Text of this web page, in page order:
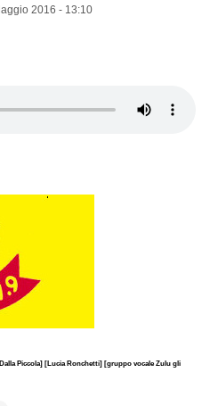
2016 - 13:10
Piccola][Lucia Ronchetti] [gruppo vocale Zulu gli